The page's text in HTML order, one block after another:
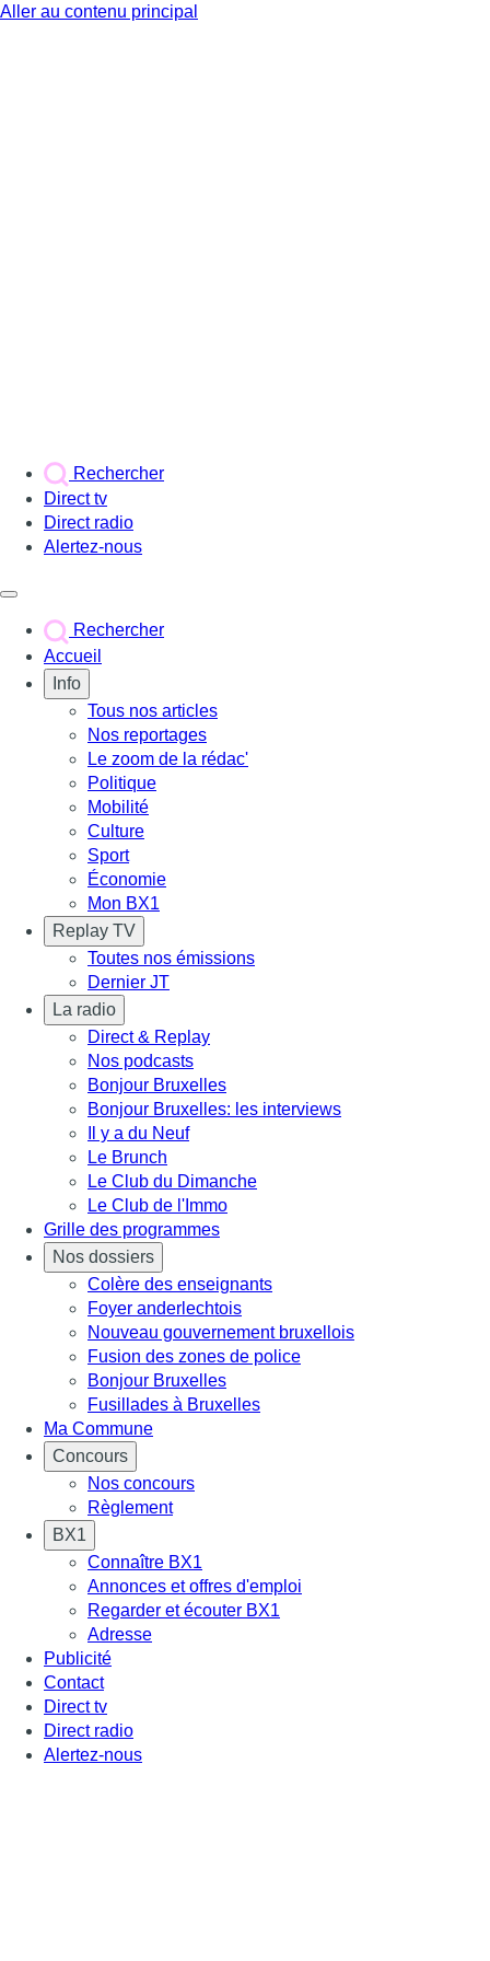
Aller au contenu principal
Rechercher
Direct tv
Direct radio
Alertez-nous
Rechercher
Accueil
Info
Tous nos articles
Nos reportages
Le zoom de la rédac'
Politique
Mobilité
Culture
Sport
Économie
Mon BX1
Replay TV
Toutes nos émissions
Dernier JT
La radio
Direct & Replay
Nos podcasts
Bonjour Bruxelles
Bonjour Bruxelles: les interviews
Il y a du Neuf
Le Brunch
Le Club du Dimanche
Le Club de l'Immo
Grille des programmes
Nos dossiers
Colère des enseignants
Foyer anderlechtois
Nouveau gouvernement bruxellois
Fusion des zones de police
Bonjour Bruxelles
Fusillades à Bruxelles
Ma Commune
Concours
Nos concours
Règlement
BX1
Connaître BX1
Annonces et offres d'emploi
Regarder et écouter BX1
Adresse
Publicité
Contact
Direct tv
Direct radio
Alertez-nous